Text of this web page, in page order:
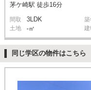
茅ケ崎駅 徒歩16分
間取 3LDK
土地 -㎡ 建
同じ学区の物件はこちら